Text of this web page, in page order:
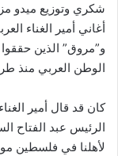
شكري وتوزيع ميدو
أغاني أمير الغناء
و”مروق” الذين
الوطن العربي منذ
كان قد قال أمير
الرئيس عبد الفتاح
لأهلنا في فلسطين